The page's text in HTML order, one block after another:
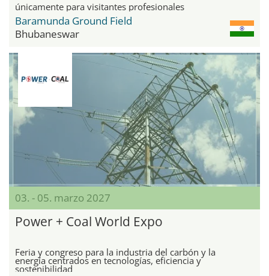
únicamente para visitantes profesionales
Baramunda Ground Field
Bhubaneswar
03. - 05. marzo 2027
Power + Coal World Expo
Feria y congreso para la industria del carbón y la
energía centrados en tecnologías, eficiencia y
sostenibilidad